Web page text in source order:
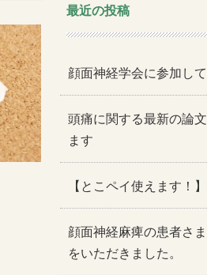
最近の投稿
顔面神経学会に参加し
頭痛に関する最新の論
ます
【とこペイ使えます！】
顔面神経麻痺の患者さ
をいただきました。